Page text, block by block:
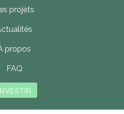
projets
propos
FAQ